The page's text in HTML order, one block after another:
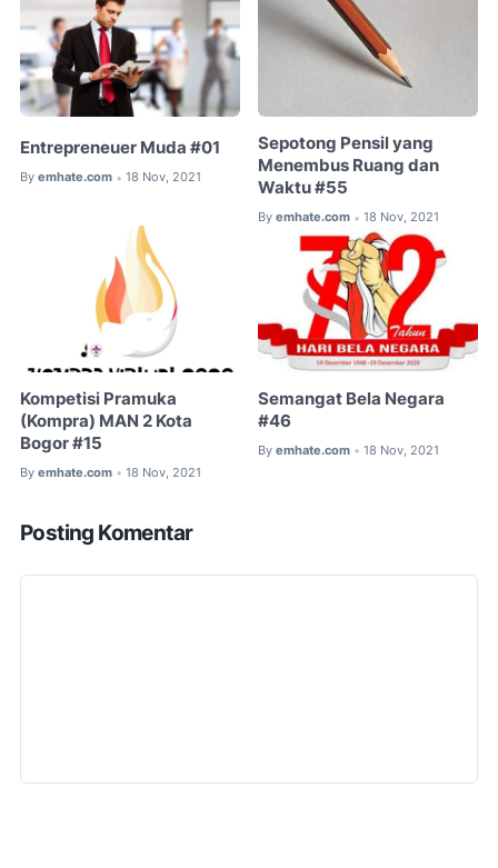
Entrepreneuer Muda #01
By emhate.com • 18 Nov, 2021
Sepotong Pensil yang
Menembus Ruang dan
Waktu #55
By emhate.com • 18 Nov, 2021
Kompetisi Pramuka
(Kompra) MAN 2 Kota
Bogor #15
By emhate.com • 18 Nov, 2021
Semangat Bela Negara
#46
By emhate.com • 18 Nov, 2021
Posting Komentar